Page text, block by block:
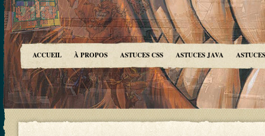
ACCUEIL À PROPOS ASTUCES CSS ASTUCES JAVA